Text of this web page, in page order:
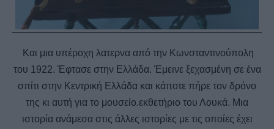
Και μια υπέροχη λατερνα από την Κωνσταντινούπολη
του 1922. Έφτασε στην Ελλάδα. Έμεινε ξεχασμένη σε ένα
σπίτι στην Κεντρική Ελλάδα και κάποτε πήρε τον δρόνο
της κι αυτή για το μουσείο.εκθετήριο του Λουκά. Μια
ιστορία ανάμεσα στις άλλες ιστορίες με τις οποίες έχει